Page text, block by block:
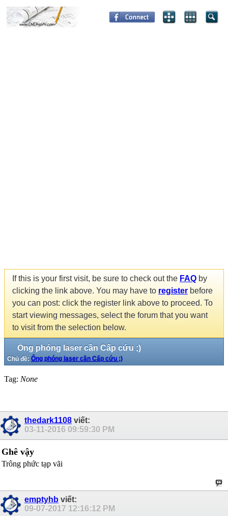
If this is your first visit, be sure to check out the FAQ by
clicking the link above. You may have to register before
you can post: click the register link above to proceed. To
start viewing messages, select the forum that you want
to visit from the selection below.
Ống phóng laser cần Cấp cứu ;)
Chủ đề: Ống phóng laser cần Cấp cứu ;)
Tag: None
thedark1108 viết:
03-11-2016 09:59:30 PM
Ghê vậy
Trông phức tạp vãi
emptyhb viết:
09-07-2017 12:16:12 PM